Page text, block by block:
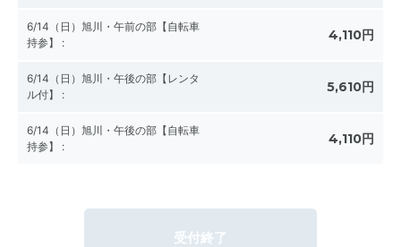
6/14（日）旭川・午前の部【自転車
持参】 : 4,110円
6/14（日）旭川・午後の部【レンタ
ル付】 : 5,610円
6/14（日）旭川・午後の部【自転車
持参】 : 4,110円
受付終了